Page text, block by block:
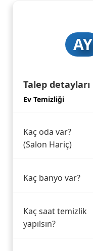
AY
Talep detayları
Ev Temizliği
Kaç oda var?
(Salon Hariç)
Kaç banyo var?
Kaç saat temizlik
yapılsın?